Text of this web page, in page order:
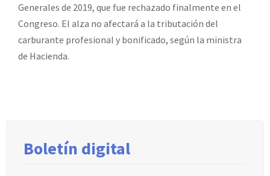
Generales de 2019, que fue rechazado finalmente en el
Congreso. El alza no afectará a la tributación del
carburante profesional y bonificado, según la ministra
de Hacienda.
Boletín digital